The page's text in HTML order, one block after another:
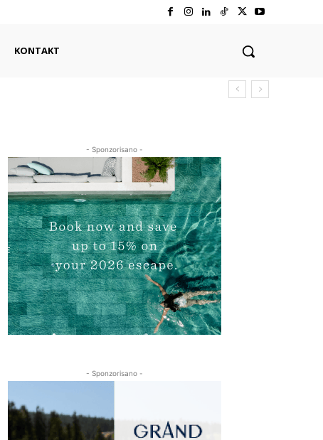
KONTAKT
- Sponzorisano -
- Sponzorisano -